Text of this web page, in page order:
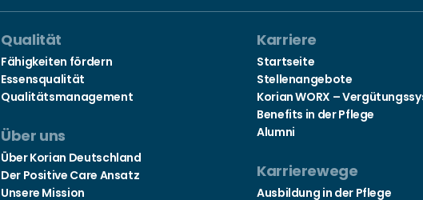
Qualität
Fähigkeiten fördern
Essensqualität
Qualitätsmanagement
Über uns
Über Korian Deutschland
Der Positive Care Ansatz
Unsere Mission
Karriere
Startseite
Stellenangebote
Korian WORX –
Benefits in der Pflege
Alumni
Karrierewege
Ausbildung in der Pflege